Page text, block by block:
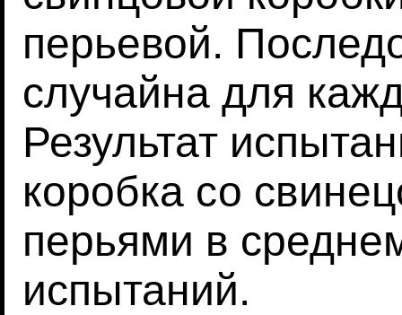
перьевой.
случайна для
Результат
коробка со
перьями в
испытаний.